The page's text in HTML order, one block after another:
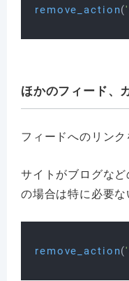
remove_action(
ほかのフィード、
フィードへのリンク
サイトがブログな
の場合は特に必要な
remove_action(